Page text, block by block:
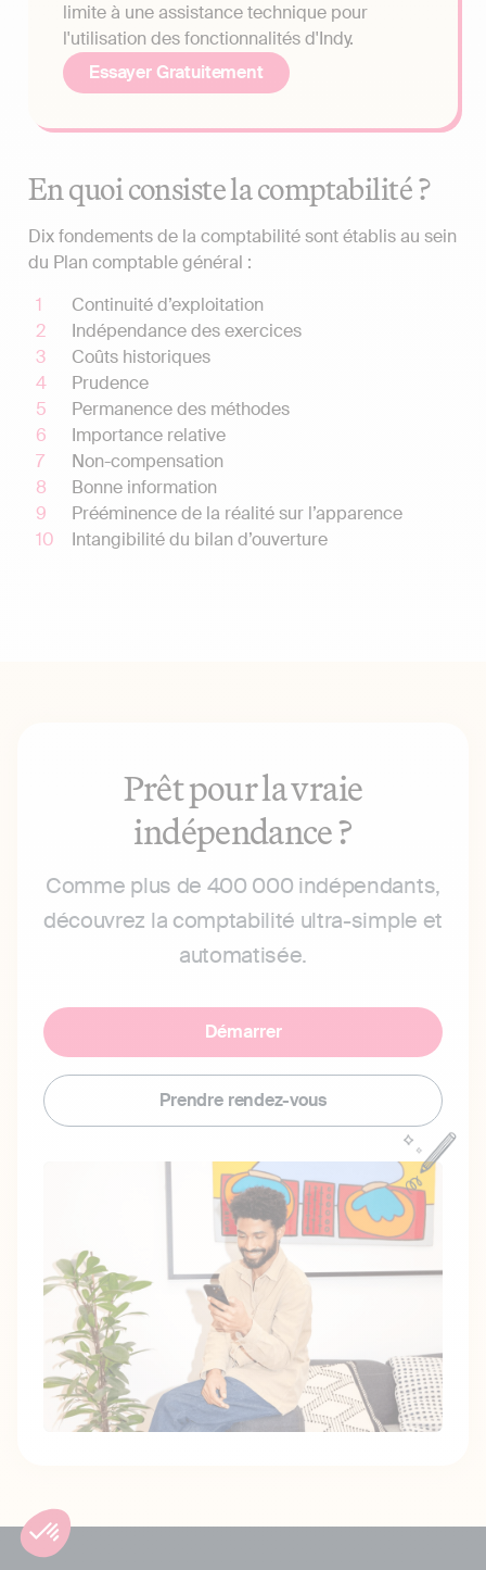
limite à une assistance technique pour
l'utilisation des fonctionnalités d'Indy.
Essayer Gratuitement
En quoi consiste la comptabilité ?
Dix fondements de la comptabilité sont établis au sein
du Plan comptable général :
Continuité d’exploitation
Indépendance des exercices
Coûts historiques
Prudence
Permanence des méthodes
Importance relative
Non-compensation
Bonne information
Prééminence de la réalité sur l’apparence
Intangibilité du bilan d’ouverture
Prêt pour la vraie
indépendance ?
Comme plus de 400 000 indépendants,
découvrez la comptabilité ultra-simple et
automatisée.
Démarrer
Prendre rendez-vous